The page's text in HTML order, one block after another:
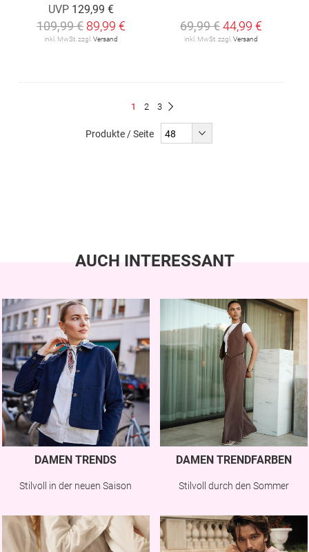
UVP 129,99 €
109,99 € 89,99 €
inkl. MwSt. zzgl. Versand
69,99 €44,99 €
inkl. MwSt. zzgl. Versand
Du
1 Seite
2 Seite
3
Produkte / Seite
AUCH INTERESSANT
DAMEN TRENDS
Stilvoll in der neuen Saison
DAMEN TRENDFARBEN
Stilvoll durch den Sommer